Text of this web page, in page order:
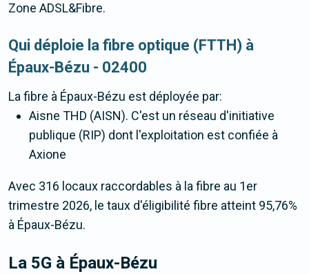
Zone ADSL&Fibre.
Qui déploie la fibre optique (FTTH) à
Épaux-Bézu - 02400
La fibre à Épaux-Bézu est déployée par:
Aisne THD (AISN). C'est un réseau d'initiative
publique (RIP) dont l'exploitation est confiée à
Axione
Avec 316 locaux raccordables à la fibre au 1er
trimestre 2026, le taux d'éligibilité fibre atteint 95,76%
à Épaux-Bézu.
La 5G à Épaux-Bézu